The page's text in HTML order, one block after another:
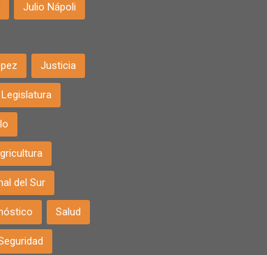
Julio Nápoli
Justicia
Legislatura
del Sur
Salud